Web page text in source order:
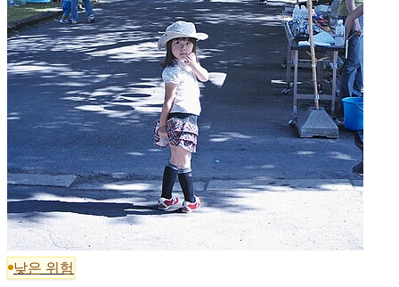
낮은 위험